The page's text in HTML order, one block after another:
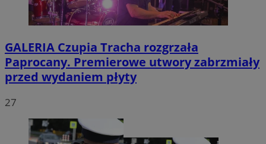
GALERIA Czupia Tracha rozgrzała
Paprocany. Premierowe utwory zabrzmiały
przed wydaniem płyty
27